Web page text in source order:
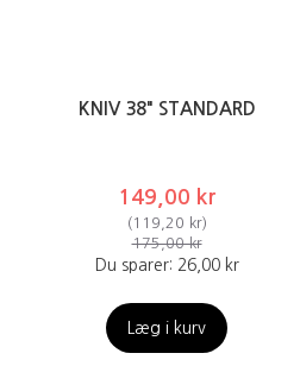
KNIV 38" STANDARD
149,00 kr
(119,20 kr)
175,00 kr
Du sparer: 26,00 kr
Læg i kurv